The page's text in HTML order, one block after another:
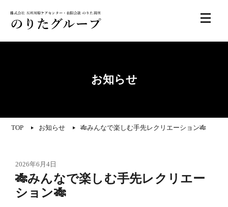
お知らせ
TOP お知らせ 🎋みんなで楽しむ手先レクリエーション🎋
2026年6月4日
🎋みんなで楽しむ手先レクリエー
ション🎋